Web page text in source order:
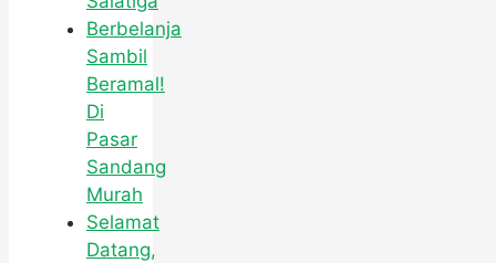
Berbelanja
Sambil
Beramal!
Di
Pasar
Sandang
Murah
Selamat
Datang,